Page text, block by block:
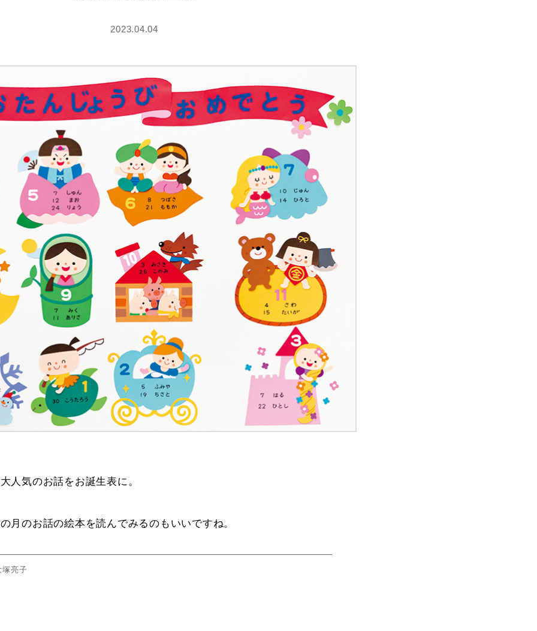
2023.04.04
人気のお話をお誕生表に。
月のお話の絵本を読んでみるのもいいですね。
塚亮子